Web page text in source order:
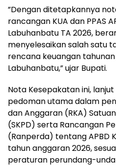
​”Dengan ditetapkannya
rancangan KUA dan PPAS
Labuhanbatu TA 2026,
menyelesaikan salah satu
rencana keuangan
Labuhanbatu,” ujar Bupati.
​Nota Kesepakatan ini,
pedoman utama dalam
dan Anggaran (RKA)
(SKPD) serta Rancangan
(Ranperda) tentang APBD
tahun anggaran 2026,
peraturan perundang-